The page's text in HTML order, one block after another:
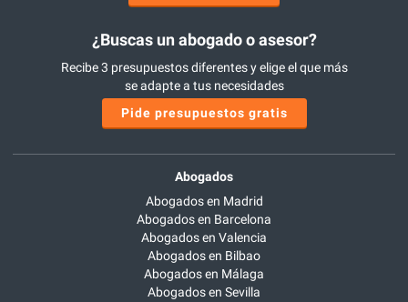
¿Buscas un abogado o asesor?
Recibe 3 presupuestos diferentes y elige el que más
se adapte a tus necesidades
Pide presupuestos gratis
Abogados
Abogados en Madrid
Abogados en Barcelona
Abogados en Valencia
Abogados en Bilbao
Abogados en Málaga
Abogados en Sevilla